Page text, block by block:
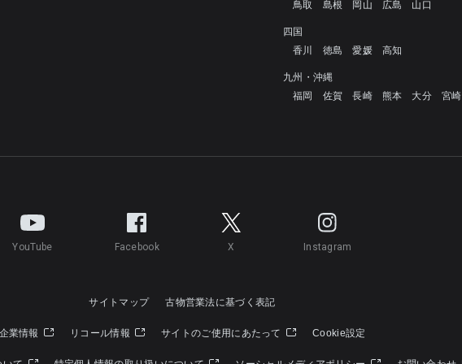
鳥取
島根 岡山 広島 山口
四国
香川
徳島 愛媛 高知
九州・沖縄
福岡
佐賀 長崎 熊本 大分 宮崎
YouTube Facebook X Instagram
サイトマップ 古物営業法に基づく表記
企業情報 リコール情報 サイトのご使用にあたって Cookie設定